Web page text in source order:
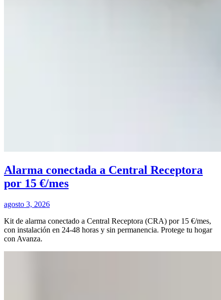
Alarma conectada a Central Receptora
por 15 €/mes
agosto 3, 2026
Kit de alarma conectado a Central Receptora (CRA) por 15 €/mes,
con instalación en 24-48 horas y sin permanencia. Protege tu hogar
con Avanza.